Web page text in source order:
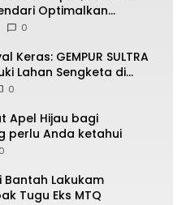
Optimalkan
Agribisnis
0
Keras: GEMPUR SULTRA
Lahan Sengketa di
0
Apel Hijau bagi
perlu Anda ketahui
0
Bantah Lakukam
Tugu Eks MTQ